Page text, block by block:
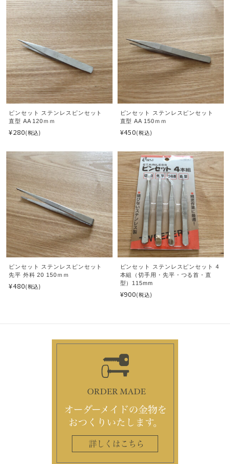
ピンセット ステンレスピンセット
直型 AA 120ｍｍ
¥280(税込)
ピンセット ステンレスピンセット
直型 AA 150ｍｍ
¥450(税込)
ピンセット ステンレスピンセット
先平 外科 20 150ｍｍ
¥480(税込)
ピンセット ステンレスピンセット 4
本組（切手用・先平・つる首・直
型）115mm
¥900(税込)